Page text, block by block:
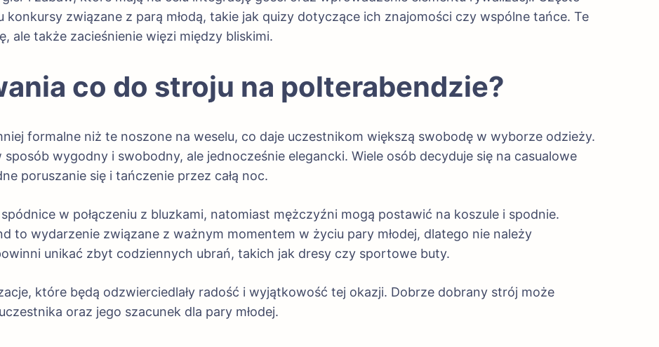
związane z parą młodą, takie jak quizy dotyczące ich znajomości czy wspólne tańce. Te
ale także zacieśnienie więzi między bliskimi.
co do stroju na polterabendzie?
formalne niż te noszone na weselu, co daje uczestnikom większą swobodę w wyborze odzieży.
wygodny i swobodny, ale jednocześnie elegancki. Wiele osób decyduje się na casualowe
poruszanie się i tańczenie przez całą noc.
w połączeniu z bluzkami, natomiast mężczyźni mogą postawić na koszule i spodnie.
to wydarzenie związane z ważnym momentem w życiu pary młodej, dlatego nie należy
unikać zbyt codziennych ubrań, takich jak dresy czy sportowe buty.
które będą odzwierciedlały radość i wyjątkowość tej okazji. Dobrze dobrany strój może
oraz jego szacunek dla pary młodej.